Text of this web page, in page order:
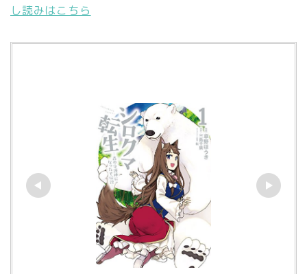
し読みはこちら